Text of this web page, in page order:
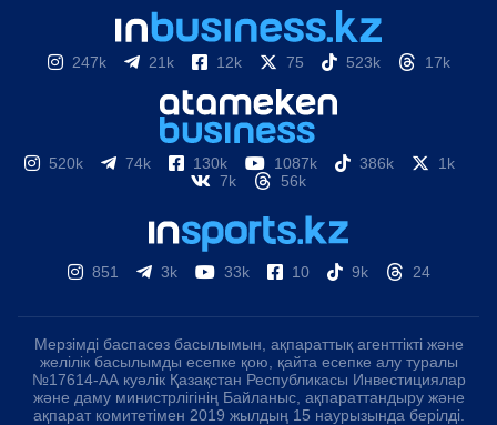
247k 21k 12k 75 523k 17k
520k 74k 130k 1087k 386k
1k
7k
56k
851 3k 33k 10 9k 24
Мерзімді баспасөз басылымын, ақпараттық агенттікті және
желілік басылымды есепке қою, қайта есепке алу туралы
№17614-АА куәлік Қазақстан Республикасы Инвестициялар
және даму министрлігінің Байланыс, ақпараттандыру және
ақпарат комитетімен 2019 жылдың 15 наурызында берілді.